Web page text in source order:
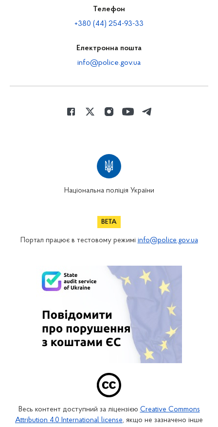
Телефон
+380 (44) 254-93-33
Електронна пошта
info@police.gov.ua
Національна поліція України
Портал працює в тестовому режимі info@police.gov.ua
Весь контент доступний за ліцензією Creative Commons
Attribution 4.0 International license, якщо не зазначено інше